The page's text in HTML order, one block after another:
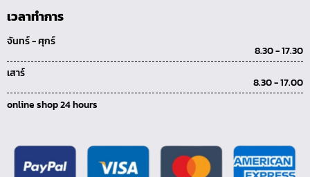
เวลาทำการ
จันทร์ - ศุกร์
8.30 - 17.30
เสาร์
8.30 - 17.00
online shop 24 hours